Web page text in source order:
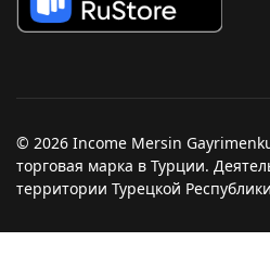
© 2026 Income Mersin
торговая марка в Турции.
территории Турецкой